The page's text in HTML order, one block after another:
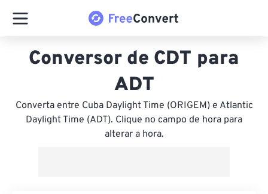
Conversor de CDT para
ADT
Converta entre Cuba Daylight Time (ORIGEM) e Atlantic
Daylight Time (ADT). Clique no campo de hora para
alterar a hora.